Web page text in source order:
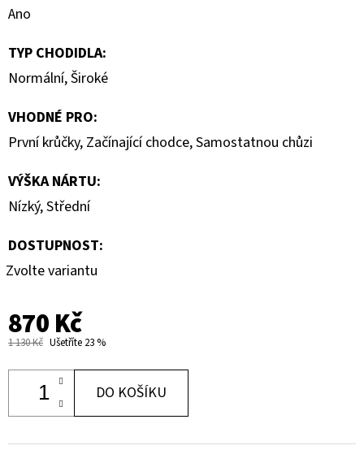
Ano
TYP CHODIDLA:
Normální,Široké
VHODNÉ PRO:
První krůčky, Začínající chodce,Samostatnou chůzi
VÝŠKA NÁRTU:
Nízký,Střední
DOSTUPNOST:
Zvolte variantu
870 Kč
1 130 Kč Ušetříte 23 %
DO KOŠÍKU